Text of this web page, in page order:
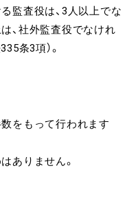
監査役は、3人以上でな
、社外監査役でなけれ
条3項）。
をもって行われます
ありません。